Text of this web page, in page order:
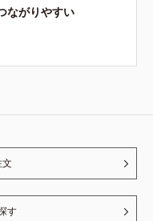
ながりやすい
す